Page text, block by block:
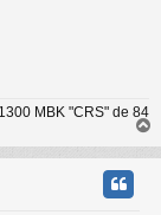
MBK "CRS" de 84
a
u